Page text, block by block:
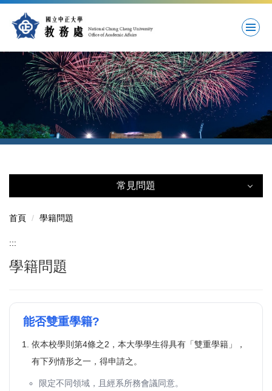
到
常見問題
學籍問題
成績問題
輔系(所、學位學程)問題
雙主修問題
首頁 學籍問題
:::
學籍問題
能否雙重學籍?
依本校學則第4條之2，本大學學生得具有「雙重學籍」，
有下列情形之一，得申請之。
限定不同領域，且經系所務會議同意。